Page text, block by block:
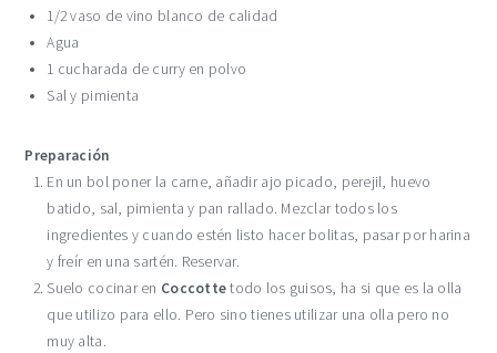
1/2 vaso de vino blanco de calidad
Agua
1 cucharada de curry en polvo
Sal y pimienta
Preparación
En un bol poner la carne, añadir ajo picado, perejil, huevo
batido, sal, pimienta y pan rallado. Mezclar todos los
ingredientes y cuando estén listo hacer bolitas, pasar por harina
y freír en una sartén. Reservar.
Suelo cocinar en Coccottetodo los guisos, ha si que es la olla
que utilizo para ello. Pero sino tienes utilizar una olla pero no
muy alta.